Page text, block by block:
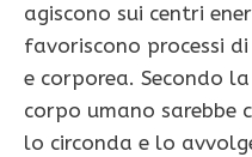
agiscono sui centri
favoriscono processi
e corporea. Secondo
corpo umano sarebbe
lo circonda e lo